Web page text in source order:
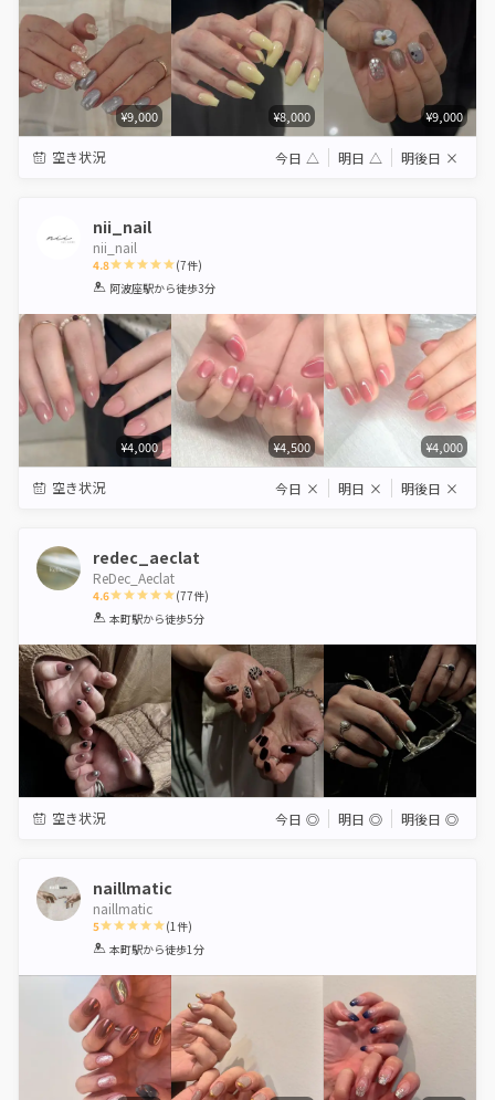
¥9,000 ¥8,000 ¥9,000
空き状況 今日 △ 明日 △ 明後日 ×
nii_nail
nii_nail
4.8
1 2 3 4 5
(7件)
阿波座駅から徒歩3分
¥4,000 ¥4,500 ¥4,000
空き状況 今日 × 明日 × 明後日 ×
redec_aeclat
ReDec_Aeclat
4.6
1 2 3 4 5
(77件)
本町駅から徒歩5分
空き状況 今日 ◎ 明日 ◎ 明後日 ◎
naillmatic
naillmatic
5
1 2 3 4 5
(1件)
本町駅から徒歩1分